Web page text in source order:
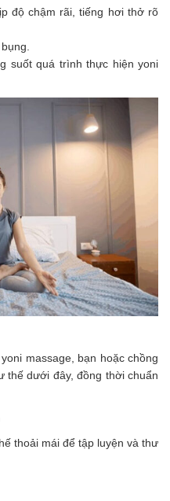
độ chậm rãi, tiếng hơi thở rõ
suốt quá trình thực hiện yoni
massage, bạn hoặc chồng
thế dưới đây, đồng thời chuẩn
thoải mái để tập luyện và thư